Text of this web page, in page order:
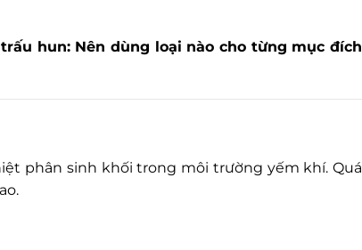
hun: Nên dùng loại nào cho từng mục đích
phân sinh khối trong môi trường yếm khí. Quá